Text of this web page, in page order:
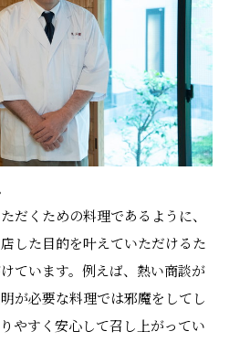
だくための料理であるように、
した目的を叶えていただけるた
ています。例えば、熱い商談が
が必要な料理では邪魔をしてし
やすく安心して召し上がってい